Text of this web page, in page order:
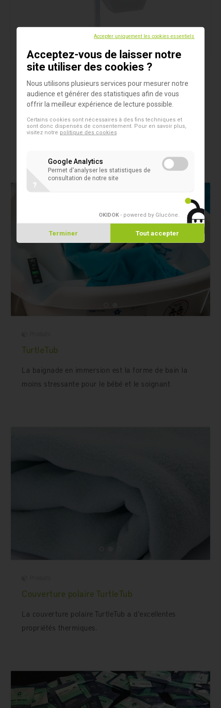
O'bloo berceau 360 de photothérapie
maximisé appliqué de façon quasi-uniforme et
TurtleTub
La baignade en immersion est la forme de bain la
moins stressante pour le bébé et le soignant
Couverture polaire TurtleTub
La couverture polaire TurtleTub a d'excellentes
propriétés thermiques.
Accepter uniquement les cookies essentiels
Acceptez-vous de laisser notre
site utiliser des cookies ?
Nous utilisons plusieurs services pour mesurer notre
audience et générer des statistiques afin de vous
offrir la meilleur expérience de lecture possible.
Certains cookies sont nécessaires à des fins techniques et
sont donc dispensés de consentement. Pour en savoir plus,
visitez notre politique des cookies
Google Analytics
Permet d'analyser les statistiques de
consultation de notre site
?
OKIDOK - powered by Glucône
Terminer Tout accepter